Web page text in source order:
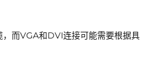
而VGA和DVI连接可能需要根据具